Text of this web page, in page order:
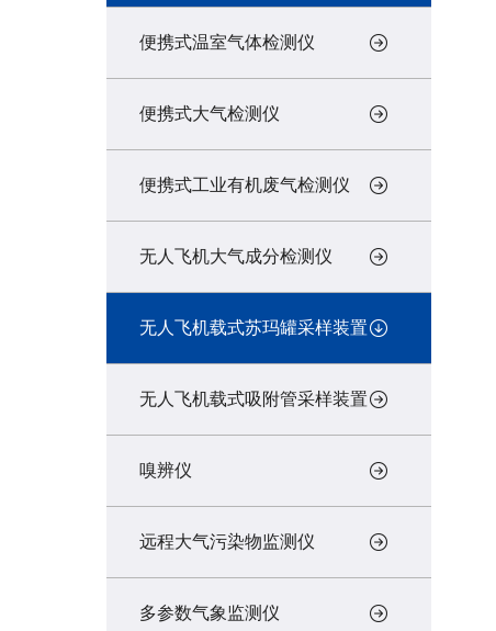
便携式温室气体检测仪
便携式大气检测仪
便携式工业有机废气检测仪
无人飞机大气成分检测仪
无人飞机载式苏玛罐采样装置
无人飞机载式吸附管采样装置
嗅辨仪
远程大气污染物监测仪
多参数气象监测仪